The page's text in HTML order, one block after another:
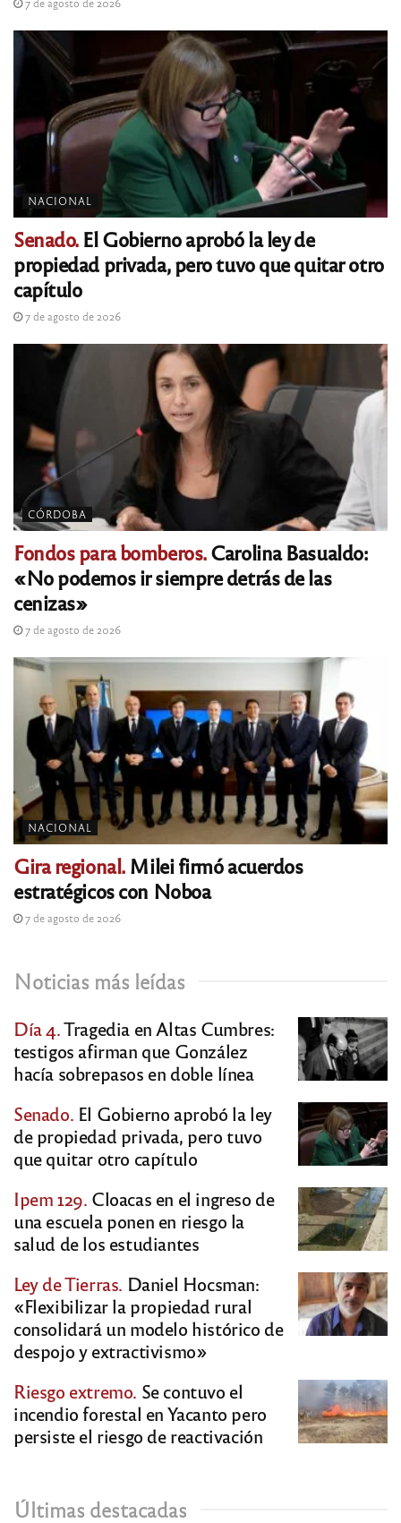
NACIONAL
Senado.El Gobierno aprobó la ley de
propiedad privada, pero tuvo que quitar otro
capítulo
7 de agosto de 2026
CÓRDOBA
Fondos para bomberos.Carolina Basualdo:
«No podemos ir siempre detrás de las
cenizas»
7 de agosto de 2026
NACIONAL
Gira regional.Milei firmó acuerdos
estratégicos con Noboa
7 de agosto de 2026
Noticias más leídas
Día 4.Tragedia en Altas Cumbres:
testigos afirman que González
hacía sobrepasos en doble línea
Senado. El Gobierno aprobó la ley
de propiedad privada, pero tuvo
que quitar otro capítulo
Ipem 129. Cloacas en el ingreso de
una escuela ponen en riesgo la
salud de los estudiantes
Ley de Tierras. Daniel Hocsman:
«Flexibilizar la propiedad rural
consolidará un modelo histórico de
despojo y extractivismo»
Riesgo extremo. Se contuvo el
incendio forestal en Yacanto pero
persiste el riesgo de reactivación
Últimas destacadas